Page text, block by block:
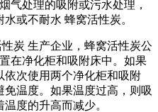
处理的吸附或污水处理，
或不耐水 蜂窝活性炭。
炭 生产企业，蜂窝活性炭公
在净化柜和吸附床中。如果
依次使用两个净化柜和吸附
温度。如果温度过高，则吸
度的升高而减少。